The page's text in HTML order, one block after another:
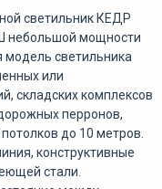
светильник КЕДР
небольшой мощности
светильника
или
складских комплексов
перронов,
до 10 метров.
конструктивные
стали.